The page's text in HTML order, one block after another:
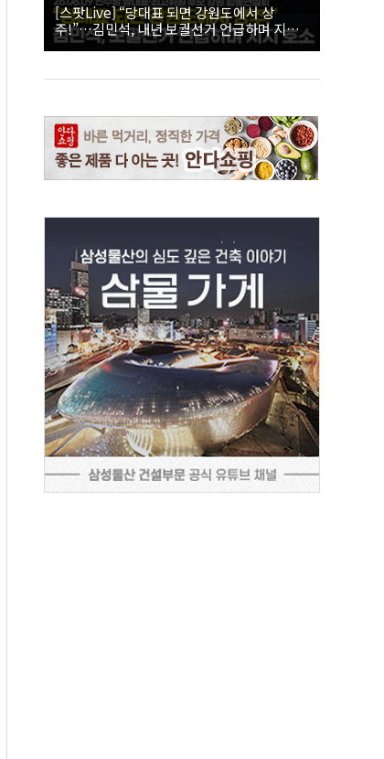
[스팟Live] “당대표 되면 강원도에서 상
주!”…김민석, 내년 보궐선거 언급하며 지지
호소 | 26.08.09 더불어민주당 당대표·최고위